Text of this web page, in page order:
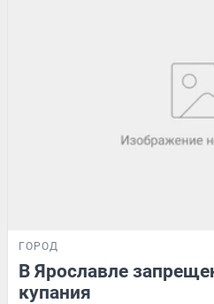
ГОРОД
В Ярославле
купания